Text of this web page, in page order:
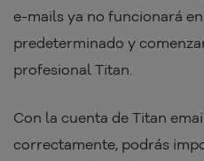
e-mails ya no funcionará
predeterminado y
profesional Titan.
Con la cuenta de Titan
correctamente, podrás